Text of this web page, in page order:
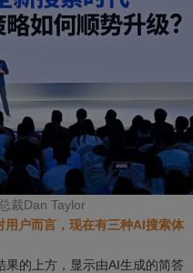
裁Dan Taylor
用户而言，现在有三种AI搜索体
果的上方，显示由AI生成的简答